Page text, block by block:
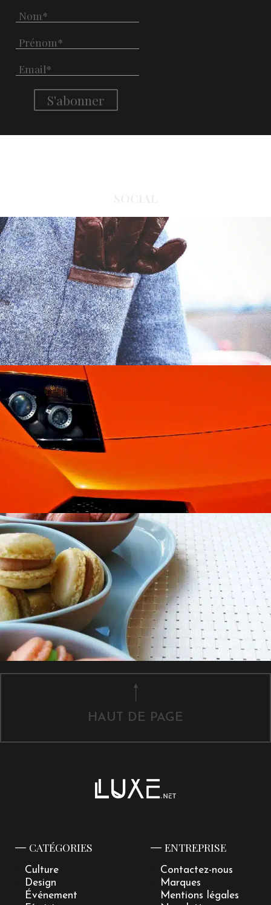
HAUT DE PAGE
CATÉGORIES
Culture
Design
Événement
ENTREPRISE
Contactez-nous
Marques
Mentions légales